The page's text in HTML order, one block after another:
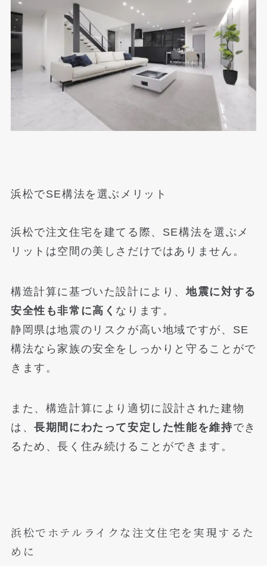
浜松でSE構法を選ぶメリット
浜松で注文住宅を建てる際、SE構法を選ぶメ
リットは空間の美しさだけではありません。
構造計算に基づいた設計により、地震に対する
安全性も非常に高く なります。
静岡県は地震のリスクが高い地域ですが、SE
構法なら家族の安全をしっかりと守ることがで
きます。
また、構造計算により適切に設計された建物
は、長期間にわたって安定した性能を維持でき
るため、長く住み続けることができます。
浜松でホテルライクな注文住宅を実現するた
めに